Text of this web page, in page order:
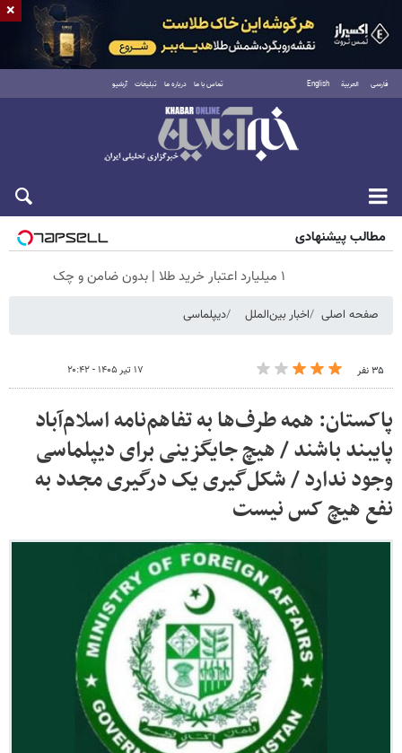
فارسی العربية English تماس با ما درباره ما تبلیغات آرشیو
جمعه ۱۶ مرداد ۱۴۰۵
مطالب پیشنهادی
۱ میلیارد اعتبار خرید طلا | بدون ضامن و چک
صفحه اصلی اخبار بین‌الملل دیپلماسی
۳۵ نفر ۱۷ تیر ۱۴۰۵ - ۲۰:۴۲
پاکستان: همه طرف‌ها به تفاهم‌نامه اسلام‌آباد
پایبند باشند / هیچ جایگزینی برای دیپلماسی
وجود ندارد / شکل‌گیری یک درگیری مجدد به
نفع هیچ کس نیست
×